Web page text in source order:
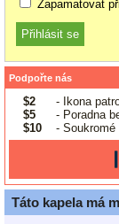
Zapamatovat
Podpořte nás
$2
- Ikona
$5
- Poradna
$10
-
Táto kapela má